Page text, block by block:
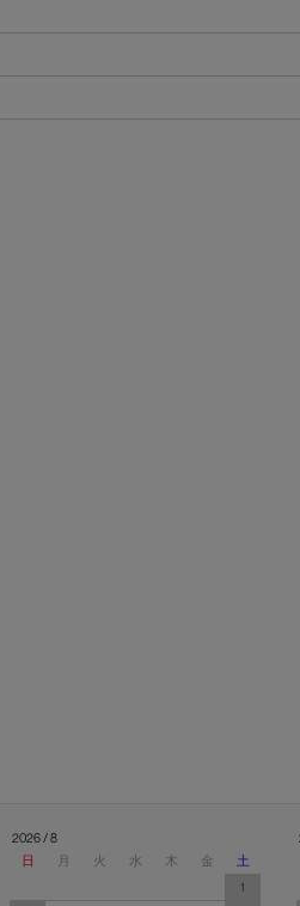
2026 / 8
日
月 火 水 木 金
土
1